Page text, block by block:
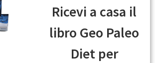
Ricevi a casa il
libro Geo Paleo
Diet per